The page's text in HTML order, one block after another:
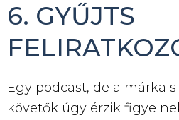
6. GYŰJTS
Egy podcast, de a márka
követők úgy érzik